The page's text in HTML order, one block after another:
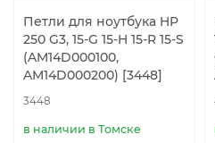
Петли для ноутбука HP
250 G3, 15-G 15-H 15-R 15-S
(AM14D000100,
AM14D000200) [3448]
3448
в наличии в Томске